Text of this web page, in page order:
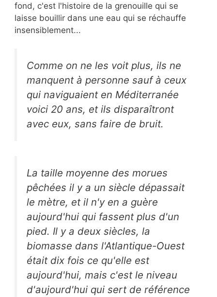
fond, c'est l'histoire de la grenouille qui se
laisse bouillir dans une eau qui se réchauffe
insensiblement...
Comme on ne les voit plus, ils ne
manquent à personne sauf à ceux
qui naviguaient en Méditerranée
voici 20 ans, et ils disparaîtront
avec eux, sans faire de bruit.
La taille moyenne des morues
pêchées il y a un siècle dépassait
le mètre, et il n'y en a guère
aujourd'hui qui fassent plus d'un
pied. Il y a deux siècles, la
biomasse dans l'Atlantique-Ouest
était dix fois ce qu'elle est
aujourd'hui, mais c'est le niveau
d'aujourd'hui qui sert de référence